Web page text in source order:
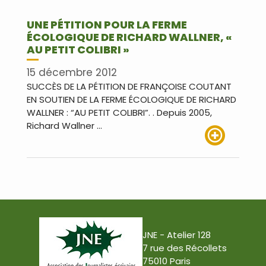
UNE PÉTITION POUR LA FERME
ÉCOLOGIQUE DE RICHARD WALLNER, «
AU PETIT COLIBRI »
15 décembre 2012
SUCCÈS DE LA PÉTITION DE FRANÇOISE COUTANT
EN SOUTIEN DE LA FERME ÉCOLOGIQUE DE RICHARD
WALLNER : “AU PETIT COLIBRI”. . Depuis 2005,
Richard Wallner …
JNE - Atelier 128
7 rue des Récollets
75010 Paris